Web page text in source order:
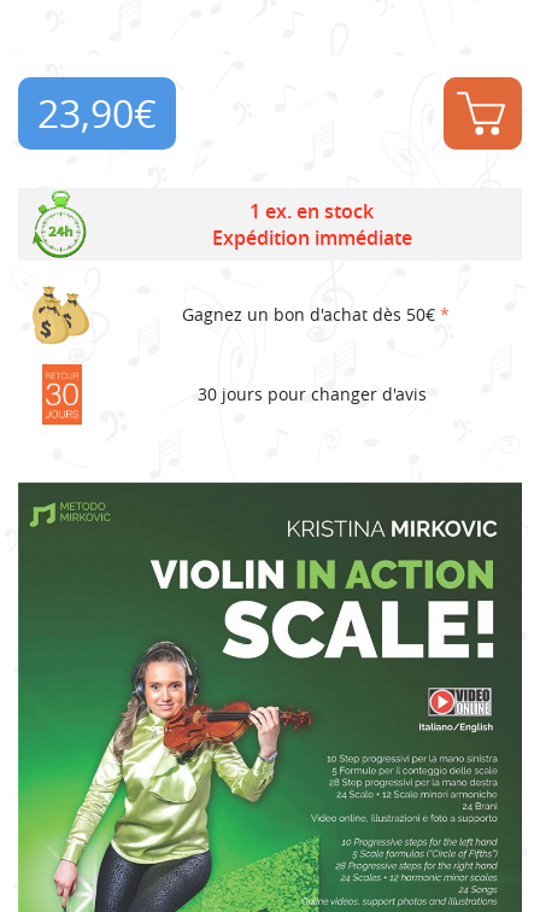
23,90€
1 ex. en stock
Expédition immédiate
Gagnez un bon d'achat dès 50€ *
30 jours pour changer d'avis